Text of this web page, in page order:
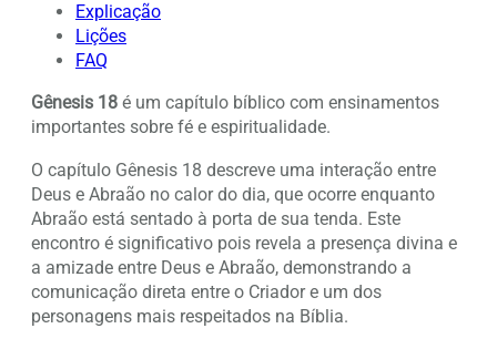
Explicação
Lições
FAQ
Gênesis 18 é um capítulo bíblico com ensinamentos
importantes sobre fé e espiritualidade.
O capítulo Gênesis 18 descreve uma interação entre
Deus e Abraão no calor do dia, que ocorre enquanto
Abraão está sentado à porta de sua tenda. Este
encontro é significativo pois revela a presença divina e
a amizade entre Deus e Abraão, demonstrando a
comunicação direta entre o Criador e um dos
personagens mais respeitados na Bíblia.